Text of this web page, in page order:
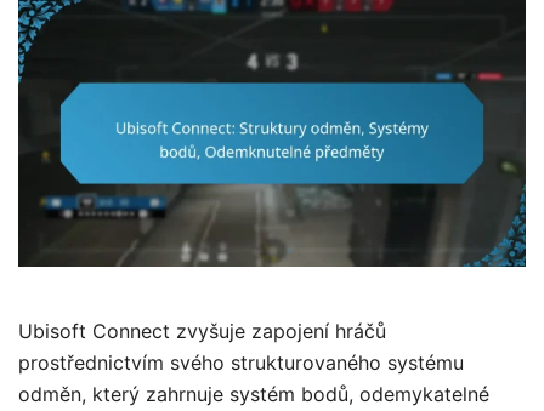
Ubisoft Connect zvyšuje zapojení hráčů
prostřednictvím svého strukturovaného systému
odměn, který zahrnuje systém bodů, odemykatelné